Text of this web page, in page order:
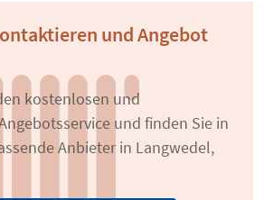
und Angebot
kostenlosen und
und finden Sie in
Anbieter in Langwedel,